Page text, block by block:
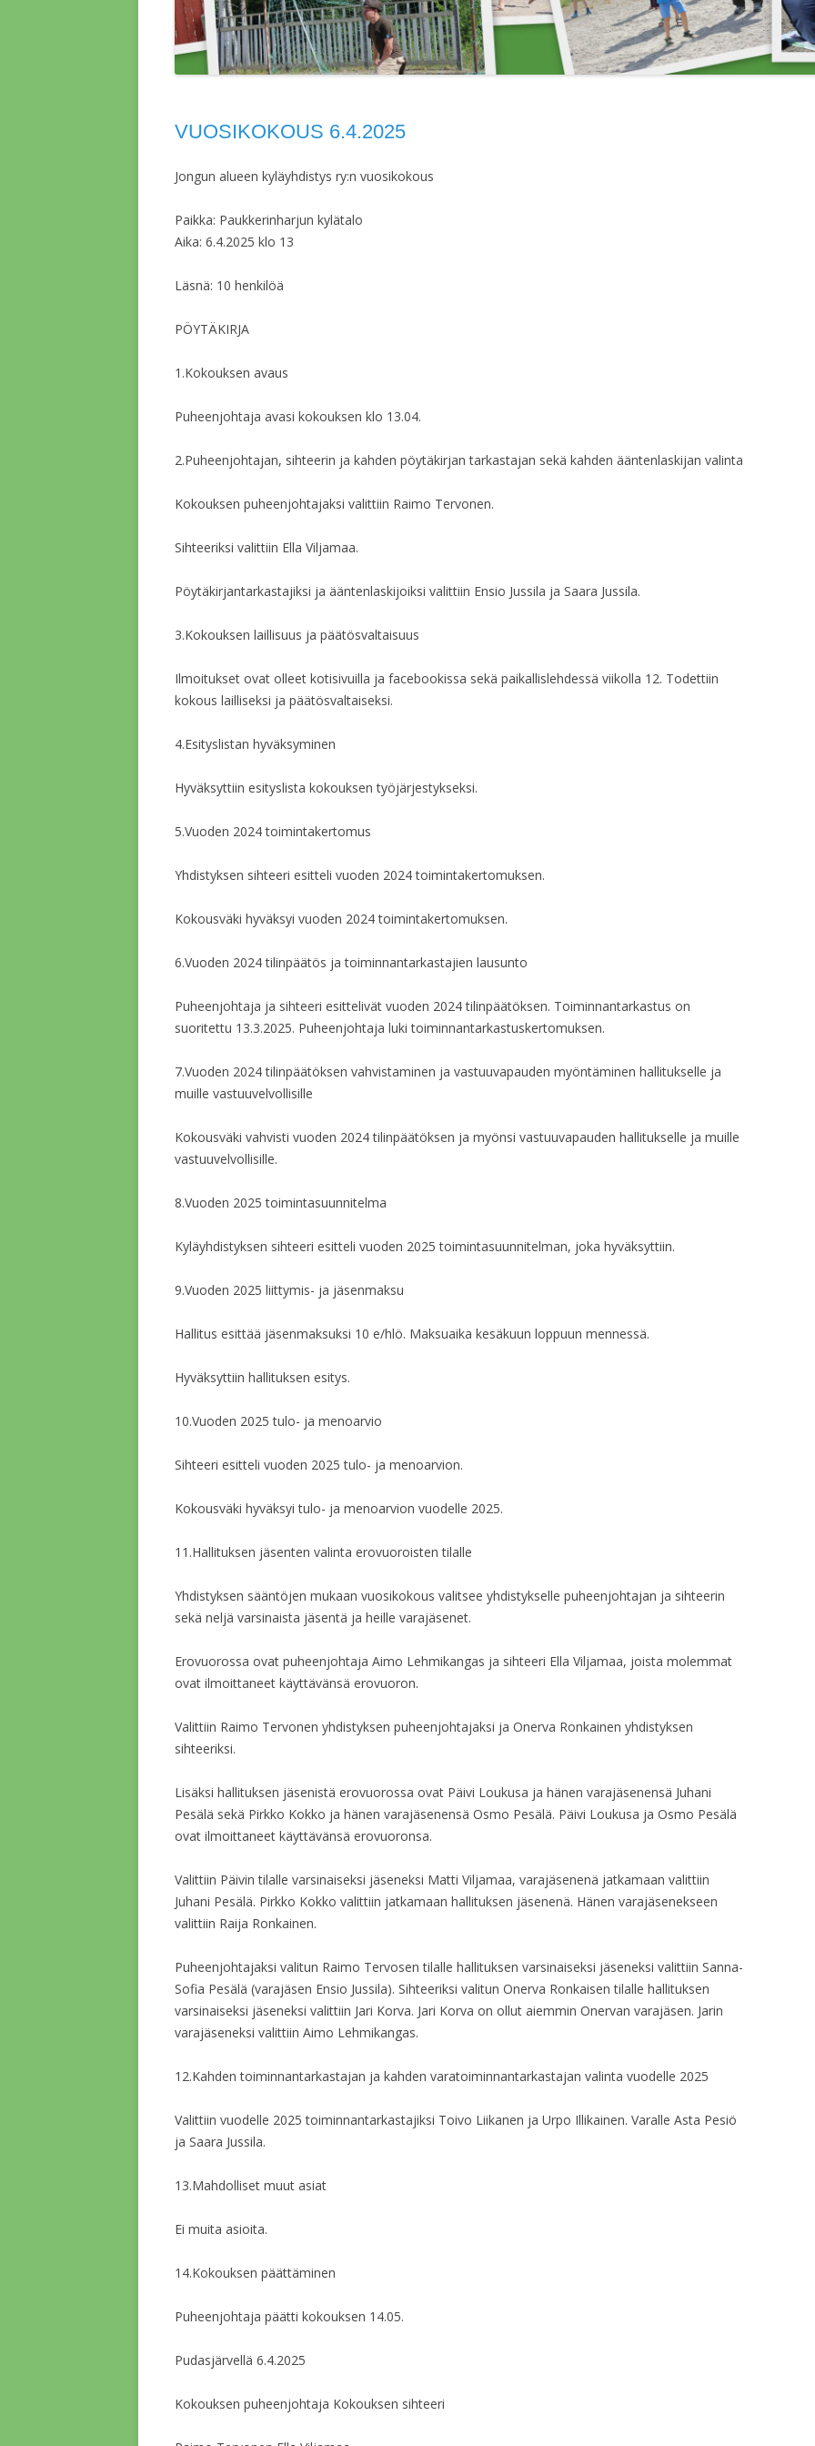
15.4.2018
HALLITUKSEN
HALLITUKSEN
HALLITUKSEN
HALLITUKSEN
HALLITUKSEN
HALLITUKSEN
HALLITUKSEN
HALLITUKSEN
HALLITUKSEN
HALLITUKSEN
HALLITUKSEN
HALLITUKSEN
HALLITUKSEN
HALLITUKSEN
HALLITUKSEN
HALLITUKSEN
HALLITUKSEN
HALLITUKSEN
HALLITUKSEN
KAKSIO
PALLOKENTÄN
LAAJENNUSTALKOOT 2004
VUOSIKOKOUS 6.4.2025
Jongun alueen kyläyhdistys ry:n vuosikokous
Paikka: Paukkerinharjun kylätalo
Aika: 6.4.2025 klo 13
Läsnä: 10 henkilöä
PÖYTÄKIRJA
1.Kokouksen avaus
Puheenjohtaja avasi kokouksen klo 13.04.
2.Puheenjohtajan, sihteerin ja kahden pöytäkirjan tarkastajan sekä kahden ääntenlaskijan valinta
Kokouksen puheenjohtajaksi valittiin Raimo Tervonen.
Sihteeriksi valittiin Ella Viljamaa.
Pöytäkirjantarkastajiksi ja ääntenlaskijoiksi valittiin Ensio Jussila ja Saara Jussila.
3.Kokouksen laillisuus ja päätösvaltaisuus
Ilmoitukset ovat olleet kotisivuilla ja facebookissa sekä paikallislehdessä viikolla 12. Todettiin
kokous lailliseksi ja päätösvaltaiseksi.
4.Esityslistan hyväksyminen
Hyväksyttiin esityslista kokouksen työjärjestykseksi.
5.Vuoden 2024 toimintakertomus
Yhdistyksen sihteeri esitteli vuoden 2024 toimintakertomuksen.
Kokousväki hyväksyi vuoden 2024 toimintakertomuksen.
6.Vuoden 2024 tilinpäätös ja toiminnantarkastajien lausunto
Puheenjohtaja ja sihteeri esittelivät vuoden 2024 tilinpäätöksen. Toiminnantarkastus on
suoritettu 13.3.2025. Puheenjohtaja luki toiminnantarkastuskertomuksen.
7.Vuoden 2024 tilinpäätöksen vahvistaminen ja vastuuvapauden myöntäminen hallitukselle ja
muille vastuuvelvollisille
Kokousväki vahvisti vuoden 2024 tilinpäätöksen ja myönsi vastuuvapauden hallitukselle ja muille
vastuuvelvollisille.
8.Vuoden 2025 toimintasuunnitelma
Kyläyhdistyksen sihteeri esitteli vuoden 2025 toimintasuunnitelman, joka hyväksyttiin.
9.Vuoden 2025 liittymis- ja jäsenmaksu
Hallitus esittää jäsenmaksuksi 10 e/hlö. Maksuaika kesäkuun loppuun mennessä.
Hyväksyttiin hallituksen esitys.
10.Vuoden 2025 tulo- ja menoarvio
Sihteeri esitteli vuoden 2025 tulo- ja menoarvion.
Kokousväki hyväksyi tulo- ja menoarvion vuodelle 2025.
11.Hallituksen jäsenten valinta erovuoroisten tilalle
Yhdistyksen sääntöjen mukaan vuosikokous valitsee yhdistykselle puheenjohtajan ja sihteerin
sekä neljä varsinaista jäsentä ja heille varajäsenet.
Erovuorossa ovat puheenjohtaja Aimo Lehmikangas ja sihteeri Ella Viljamaa, joista molemmat
ovat ilmoittaneet käyttävänsä erovuoron.
Valittiin Raimo Tervonen yhdistyksen puheenjohtajaksi ja Onerva Ronkainen yhdistyksen
sihteeriksi.
Lisäksi hallituksen jäsenistä erovuorossa ovat Päivi Loukusa ja hänen varajäsenensä Juhani
Pesälä sekä Pirkko Kokko ja hänen varajäsenensä Osmo Pesälä. Päivi Loukusa ja Osmo Pesälä
ovat ilmoittaneet käyttävänsä erovuoronsa.
Valittiin Päivin tilalle varsinaiseksi jäseneksi Matti Viljamaa, varajäsenenä jatkamaan valittiin
Juhani Pesälä. Pirkko Kokko valittiin jatkamaan hallituksen jäsenenä. Hänen varajäsenekseen
valittiin Raija Ronkainen.
Puheenjohtajaksi valitun Raimo Tervosen tilalle hallituksen varsinaiseksi jäseneksi valittiin Sanna-
Sofia Pesälä (varajäsen Ensio Jussila). Sihteeriksi valitun Onerva Ronkaisen tilalle hallituksen
varsinaiseksi jäseneksi valittiin Jari Korva. Jari Korva on ollut aiemmin Onervan varajäsen. Jarin
varajäseneksi valittiin Aimo Lehmikangas.
12.Kahden toiminnantarkastajan ja kahden varatoiminnantarkastajan valinta vuodelle 2025
Valittiin vuodelle 2025 toiminnantarkastajiksi Toivo Liikanen ja Urpo Illikainen. Varalle Asta Pesiö
ja Saara Jussila.
13.Mahdolliset muut asiat
Ei muita asioita.
14.Kokouksen päättäminen
Puheenjohtaja päätti kokouksen 14.05.
Pudasjärvellä 6.4.2025
Kokouksen puheenjohtaja Kokouksen sihteeri